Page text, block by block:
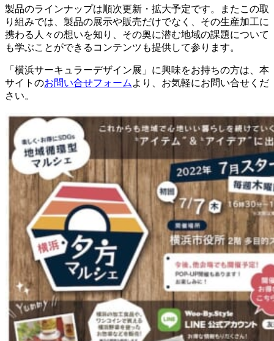
製品のラインナップは順次更新・拡大予定です。またこの取
り組みでは、製品の展示や販売だけでなく、その生産加工に
携わる人々の想いを知り、その奥に潜む地域の課題について
も学ぶことができるコンテンツも提供して参ります。
「横浜サーキュラーデザイン展」に興味をお持ちの方は、本
サイトのお問い合せフォーム より、お気軽にお問い合せくだ
さい。